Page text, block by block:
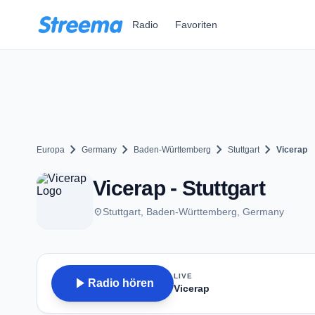
Radio Favoriten
Europa chevron_right Germany chevron_right Baden-Württemberg chevron_right Stuttgartchevron_right Vicerap
Vicerap - Stuttgart
placeStuttgart, Baden-Württemberg, Germany
play_arrow Radio hören
LIVE
Vicerap